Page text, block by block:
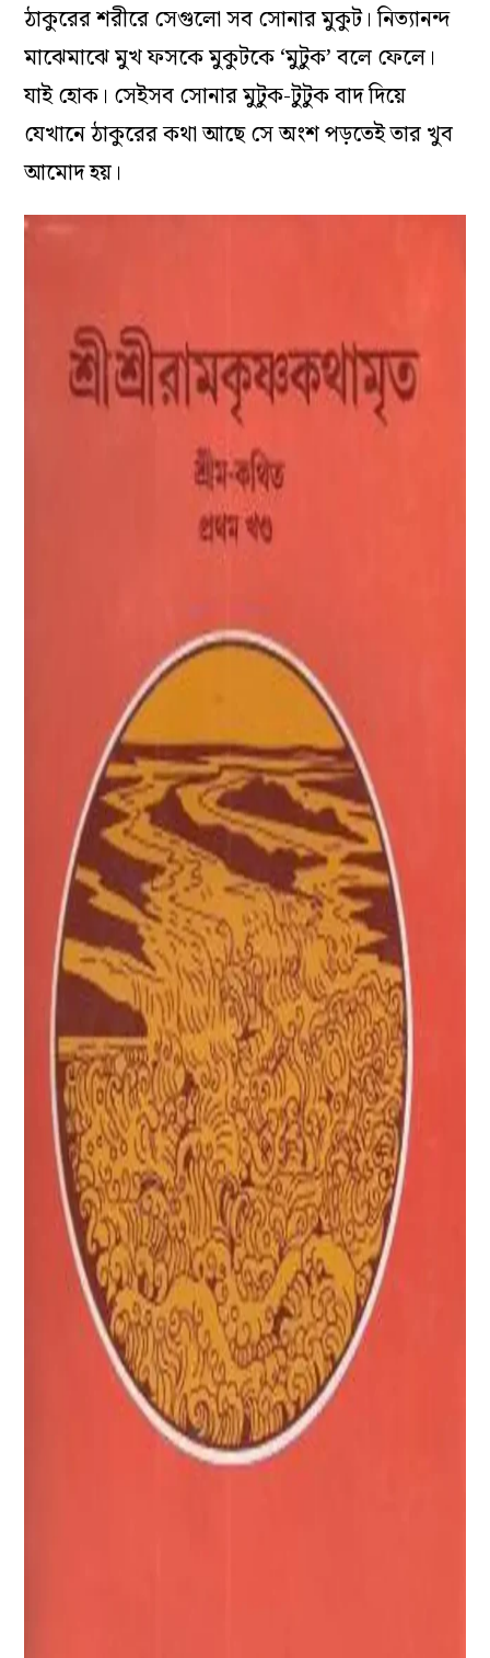
ঠাকুরের শরীরে সেগুলো সব সোনার মুকুট। নিত্যানন্দ
মাঝেমাঝে মুখ ফসকে মুকুটকে ‘মুটুক’ বলে ফেলে।
যাই হোক। সেইসব সোনার মুটুক-টুটুক বাদ দিয়ে
যেখানে ঠাকুরের কথা আছে সে অংশ পড়তেই তার খুব
আমোদ হয়।